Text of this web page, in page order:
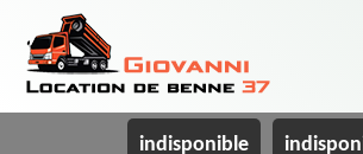
indisponible